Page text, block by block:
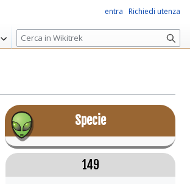
Specie
149
entra Richiedi utenza
R
i
r
c
a